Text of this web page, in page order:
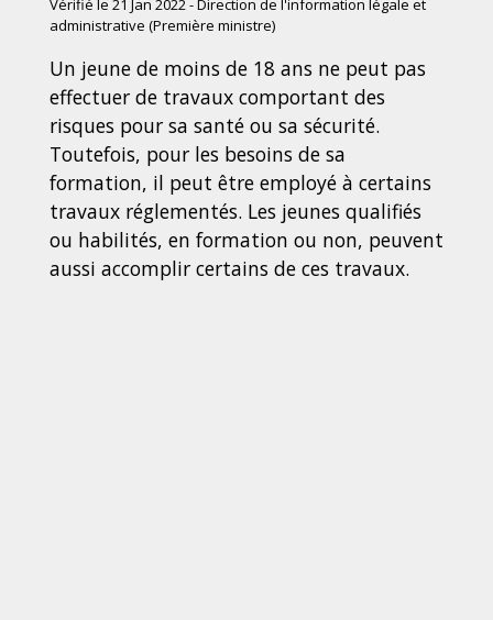
Vérifié le 21 Jan 2022 - Direction de l'information légale et
administrative (Première ministre)
Un jeune de moins de 18 ans ne peut pas
effectuer de travaux comportant des
risques pour sa santé ou sa sécurité.
Toutefois, pour les besoins de sa
formation, il peut être employé à certains
travaux réglementés. Les jeunes qualifiés
ou habilités, en formation ou non, peuvent
aussi accomplir certains de ces travaux.